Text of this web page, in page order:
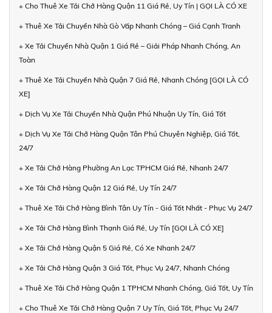
+ Cho Thuê Xe Tải Chở Hàng Quận 11 Giá Rẻ, Uy Tín | GỌI LÀ CÓ XE
+ Thuê Xe Tải Chuyển Nhà Gò Vấp Nhanh Chóng – Giá Cạnh Tranh
+ Xe Tải Chuyển Nhà Quận 1 Giá Rẻ – Giải Pháp Nhanh Chóng, An
Toàn
+ Thuê Xe Tải Chuyển Nhà Quận 7 Giá Rẻ, Nhanh Chóng [GỌI LÀ CÓ
XE]
+ Dịch Vụ Xe Tải Chuyển Nhà Quận Phú Nhuận Uy Tín, Giá Tốt
+ Dịch Vụ Xe Tải Chở Hàng Quận Tân Phú Chuyên Nghiệp, Giá Tốt,
24/7
+ Xe Tải Chở Hàng Phường An Lạc TPHCM Giá Rẻ, Nhanh 24/7
+ Xe Tải Chở Hàng Quận 12 Giá Rẻ, Uy Tín 24/7
+ Thuê Xe Tải Chở Hàng Bình Tân Uy Tín - Giá Tốt Nhất - Phục Vụ 24/7
+ Xe Tải Chở Hàng Bình Thạnh Giá Rẻ, Uy Tín [GỌI LÀ CÓ XE]
+ Xe Tải Chở Hàng Quận 5 Giá Rẻ, Có Xe Nhanh 24/7
+ Xe Tải Chở Hàng Quận 3 Giá Tốt, Phục Vụ 24/7, Nhanh Chóng
+ Thuê Xe Tải Chở Hàng Quận 1 TPHCM Nhanh Chóng, Giá Tốt, Uy Tín
+ Cho Thuê Xe Tải Chở Hàng Quận 7 Uy Tín, Giá Tốt, Phục Vụ 24/7